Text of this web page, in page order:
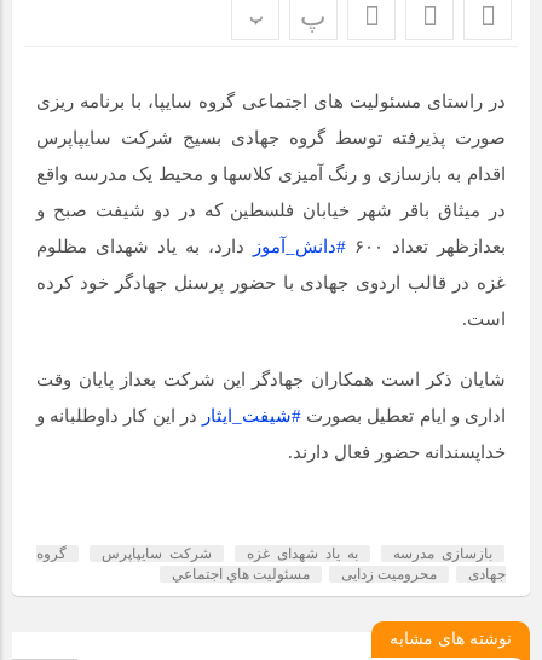
مراسم گرامیداشت سالروز آزادسازی خرمشهر در نمازخانه فاطمیه
تیم شهدای مگاموتور در بزرگترین مسابقات گل کوچک جهان شرکت
پ پ
در راستای مسئولیت های اجتماعی گروه سایپا، با برنامه ریزی
صورت پذیرفته توسط گروه جهادی بسیج شرکت سایپاپرس
اقدام به بازسازی و رنگ آمیزی کلاسها و محیط یک مدرسه واقع
در میثاق باقر شهر خیابان فلسطین که در دو شیفت صبح و
بعدازظهر تعداد ۶۰۰
#دانش_آموز
دارد، به یاد شهدای مظلوم
غزه در قالب اردوی جهادی با حضور پرسنل جهادگر خود کرده
است.
شایان ذکر است همکاران جهادگر این شرکت بعداز پایان وقت
اداری و ایام تعطیل بصورت #شیفت_ایثار در این کار داوطلبانه و
خداپسندانه حضور فعال دارند.
بازسازی مدرسه به یاد شهدای غزه شرکت سایپاپرس
گروه
جهادی
محرومیت زدایی مسئوليت هاي اجتماعي
نوشته های مشابه